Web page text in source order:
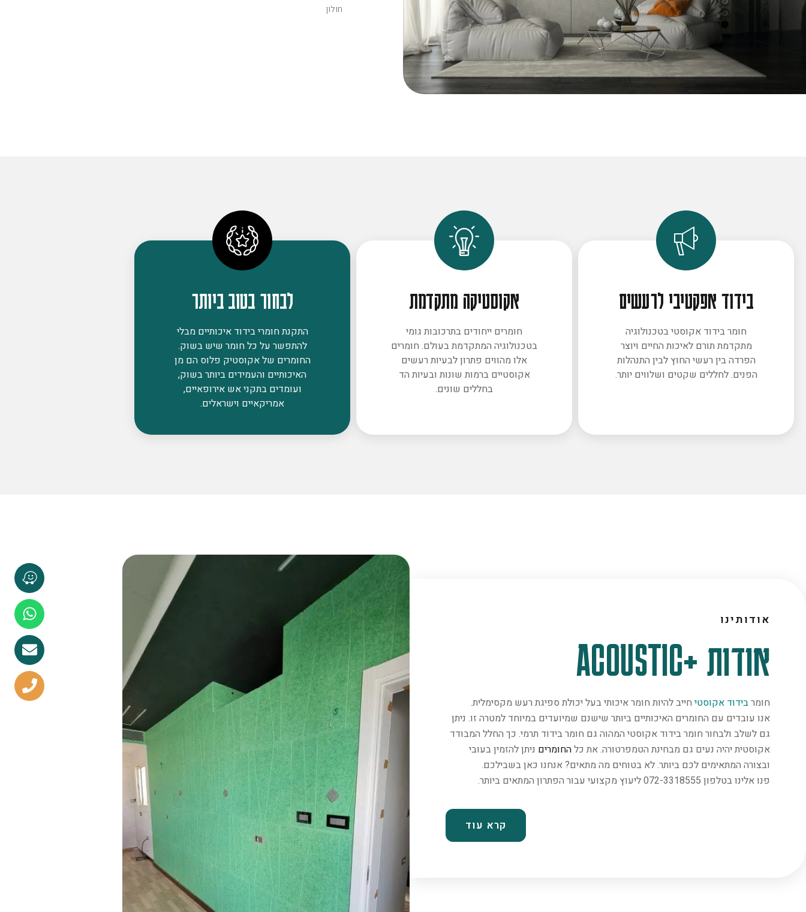
חולון
בידוד אפקטיבי לרעשים
חומר בידוד אקוסטי בטכנולוגיה
מתקדמת תורם לאיכות החיים ויוצר
הפרדה בין רעשי החוץ לבין התנהלות
הפנים. לחללים שקטים ושלווים יותר.
אקוסטיקה מתקדמת
חומרים ייחודים בתרכובות גומי
בטכנולוגיה המתקדמת בעולם. חומרים
אלו מהווים פתרון לבעיות רעשים
אקוסטיים ברמות שונות ובעיות הד
בחללים שונים.
לבחור בטוב ביותר
התקנת חומרי בידוד איכותיים מבלי
להתפשר על כל חומר שיש בשוק.
החומרים של אקוסטיק פלוס הם מן
האיכותיים והעמידים ביותר בשוק,
ועומדים בתקני אש אירופאיים,
אמריקאיים וישראלים.
אודותינו
אודות +ACOUSTIC
חומרבידוד אקוסטי חייב להיות חומר איכותי בעל יכולת ספיגת רעש מקסימלית.
אנו עובדים עם החומרים האיכותיים ביותר שישנם שמיועדים במיוחד למטרה זו. ניתן
גם לשלב ולבחור חומר בידוד אקוסטי המהוה גם חומר בידוד תרמי. כך החלל המבודד
אקוסטית יהיה נעים גם מבחינת הטמפרטורה. את כלהחומרים ניתן להזמין בעובי
ובצורה המתאימים לכם ביותר. לא בטוחים מה מתאים? אנחנו כאן בשבילכם.
פנו אלינו בטלפון 072-3318555 ליעוץ מקצועי עבור הפתרון המתאים ביותר.
קרא עוד